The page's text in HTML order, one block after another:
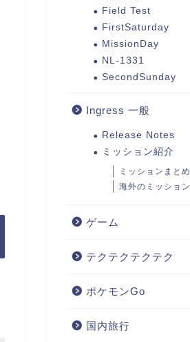
Field Test
FirstSaturday
MissionDay
NL-1331
SecondSunday
Ingress 一般
Release Notes
ミッション紹介
ミッションまとめ
海外のミッション
ゲーム
テクテクテクテク
ポケモンGo
国内旅行